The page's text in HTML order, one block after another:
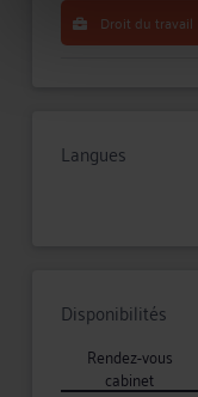
Droit du travail
Langues
Disponibilités
Rendez-vous
cabinet